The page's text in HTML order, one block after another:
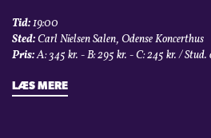
Tid:19:00
Sted:Carl Nielsen Salen, Odense Koncerthus
Pris:A: 345 kr. - B: 295 kr. - C: 245 kr. / Stud.
LÆS MERE